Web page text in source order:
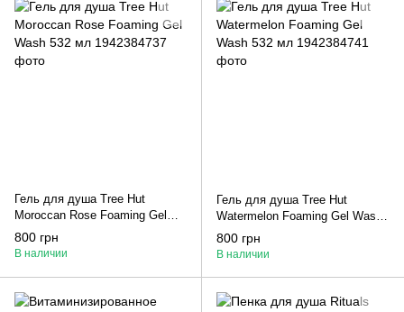
Гель для душа Tree Hut
Moroccan Rose Foaming Gel
Wash 532 мл
800 грн
В наличии
Гель для душа Tree Hut
Watermelon Foaming Gel Wash
532 мл
800 грн
В наличии